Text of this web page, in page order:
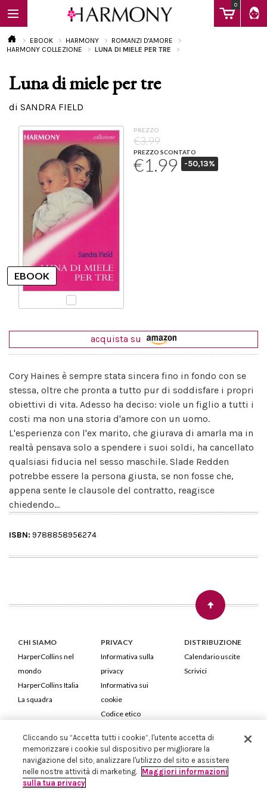
0
EBOOK
Calendario
EBOOK HARMONY
ROMANZI D'AMORE
HARMONY COLLEZIONE
LUNA DI MIELE PER TRE
Luna di miele per tre
di SANDRA FIELD
PREZZO
€3.99
PREZZO SCONTATO
€1.99 -50,13%
acquista su
Cory Haines è sempre stata sincera fino in fondo con se
stessa, oltre che pronta a tutto pur di soddisfare i propri
obiettivi di vita. Adesso ha deciso: viole un figlio a tutti i
costi ma non una storia d'amore con un uomo.
L'esperienza con l'ex marito, che giurava di amarla ma in
realtà pensava solo a spendere i suoi soldi, ha cancellato
qualsiasi fiducia nel sesso maschile. Slade Redden
potrebbe essere la persona giusta, se non fosse che,
appena sente le clausole del contratto, reagisce
chiedendo...
ISBN: 9788858956274
CHI SIAMO
HarperCollins nel
mondo
HarperCollins Italia
La squadra
PRIVACY
Informativa sulla
privacy
Informativa sui
cookie
Codice etico
DISTRIBUZIONE
Calendario uscite
Scrivici
HarperCollins Italia S.p.A. Viale Monte Nero, 84 - 20135 Milano
Cod. Fiscale e P.IVA 05946780151 - Capitale Sociale 258.250 €
Iscritta in Milano al Registro delle imprese nr.198004 e REA nr.1051898
Cliccando su “Accetta tutti i cookie”, l'utente accetta di
memorizzare i cookie sul dispositivo per migliorare la
navigazione del sito, analizzare l'utilizzo del sito e assistere
nelle nostre attività di marketing. Maggiori informazioni
sulla tua privacy